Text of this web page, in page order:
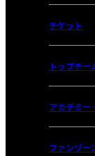
チケット
トップチー
アカデミー
ファンゾー